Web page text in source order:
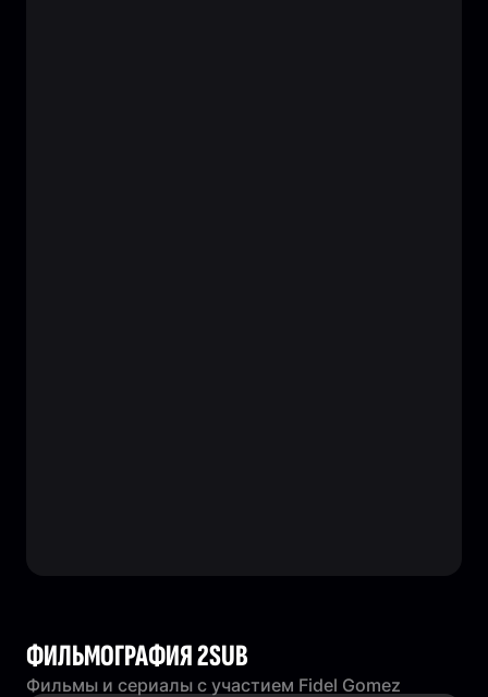
ФИЛЬМОГРАФИЯ 2SUB
Фильмы и сериалы с участием Fidel Gomez